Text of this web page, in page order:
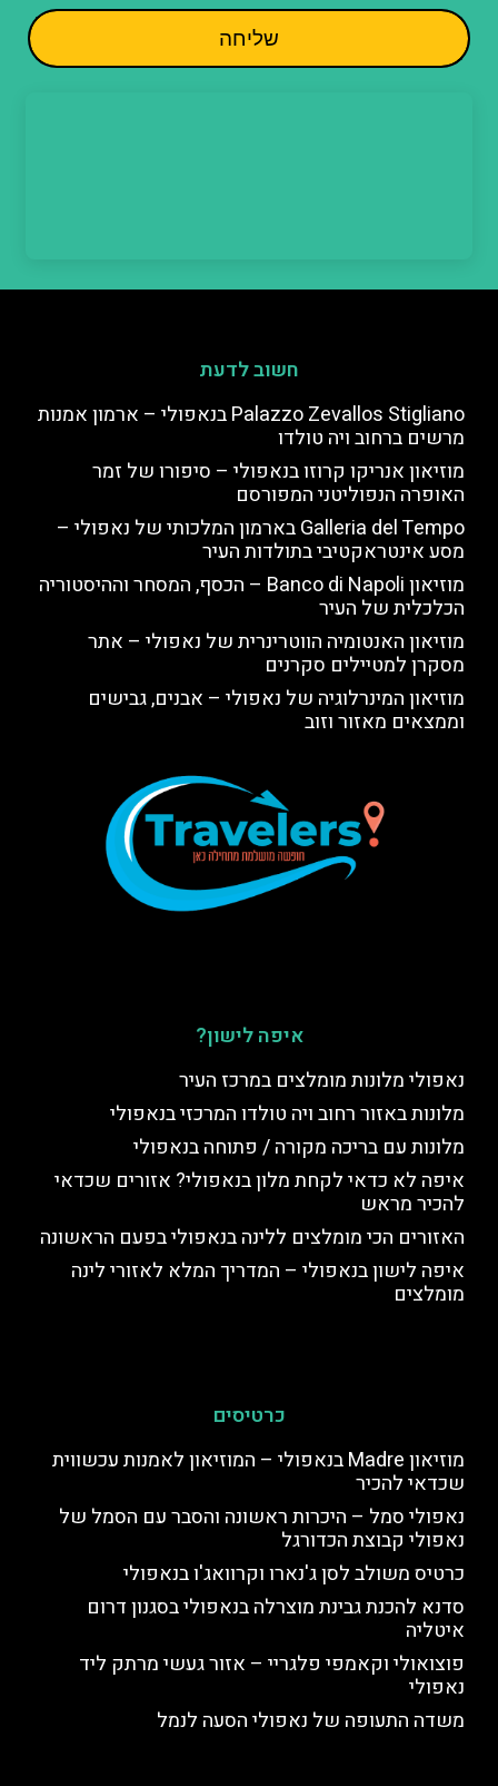
שליחה
חשוב לדעת
Palazzo Zevallos Stigliano בנאפולי – ארמון אמנות
מרשים ברחוב ויה טולדו
מוזיאון אנריקו קרוזו בנאפולי – סיפורו של זמר
האופרה הנפוליטני המפורסם
Galleria del Tempo בארמון המלכותי של נאפולי –
מסע אינטראקטיבי בתולדות העיר
מוזיאון Banco di Napoli – הכסף, המסחר וההיסטוריה
הכלכלית של העיר
מוזיאון האנטומיה הווטרינרית של נאפולי – אתר
מסקרן למטיילים סקרנים
מוזיאון המינרלוגיה של נאפולי – אבנים, גבישים
וממצאים מאזור וזוב
איפה לישון?
נאפולי מלונות מומלצים במרכז העיר
מלונות באזור רחוב ויה טולדו המרכזי בנאפולי
מלונות עם בריכה מקורה / פתוחה בנאפולי
איפה לא כדאי לקחת מלון בנאפולי? אזורים שכדאי
להכיר מראש
האזורים הכי מומלצים ללינה בנאפולי בפעם הראשונה
איפה לישון בנאפולי – המדריך המלא לאזורי לינה
מומלצים
כרטיסים
מוזיאון Madre בנאפולי – המוזיאון לאמנות עכשווית
שכדאי להכיר
נאפולי סמל – היכרות ראשונה והסבר עם הסמל של
נאפולי קבוצת הכדורגל
כרטיס משולב לסן ג'נארו וקרוואג'ו בנאפולי
סדנא להכנת גבינת מוצרלה בנאפולי בסגנון דרום
איטליה
פוצואולי וקאמפי פלגריי – אזור געשי מרתק ליד
נאפולי
משדה התעופה של נאפולי הסעה לנמל